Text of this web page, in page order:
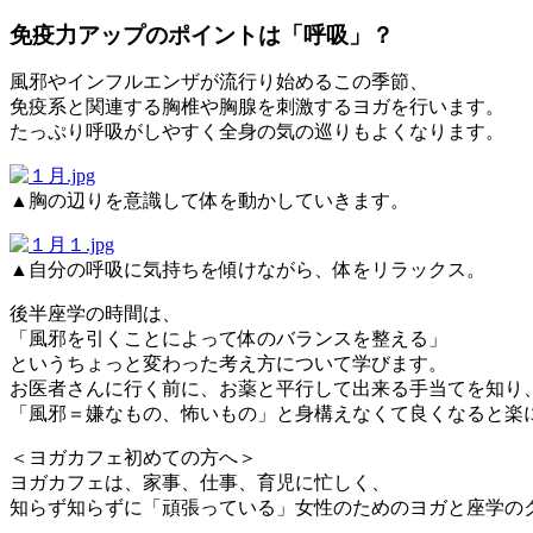
免疫力アップのポイントは「呼吸」？
風邪やインフルエンザが流行り始めるこの季節、
免疫系と関連する胸椎や胸腺を刺激するヨガを行います。
たっぷり呼吸がしやすく全身の気の巡りもよくなります。
▲胸の辺りを意識して体を動かしていきます。
▲自分の呼吸に気持ちを傾けながら、体をリラックス。
後半座学の時間は、
「風邪を引くことによって体のバランスを整える」
というちょっと変わった考え方について学びます。
お医者さんに行く前に、お薬と平行して出来る手当てを知り、
「風邪＝嫌なもの、怖いもの」と身構えなくて良くなると楽
＜ヨガカフェ初めての方へ＞
ヨガカフェは、家事、仕事、育児に忙しく、
知らず知らずに「頑張っている」女性のためのヨガと座学の